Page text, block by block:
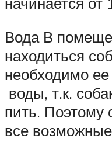
Вода В
находиться
необходимо
воды, т.к.
пить. Поэтому
все